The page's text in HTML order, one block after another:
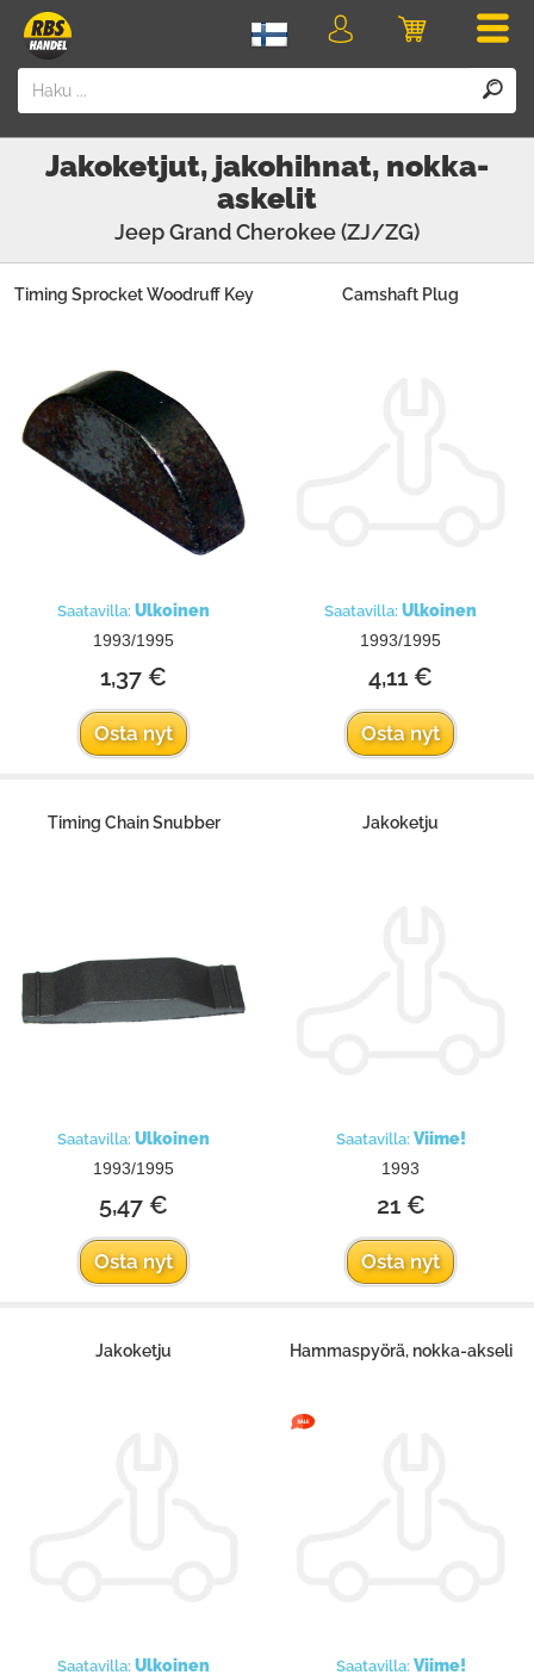
Ostoskori
Kirjaudu
Jakoketjut, jakohihnat, nokka-
askelit
JeepGrand Cherokee (ZJ/ZG)
Timing Sprocket Woodruff Key
Saatavilla: Ulkoinen
1993/1995
1,37 €
Osta nyt
Camshaft Plug
Saatavilla: Ulkoinen
1993/1995
4,11 €
Osta nyt
Timing Chain Snubber
Saatavilla: Ulkoinen
1993/1995
5,47 €
Osta nyt
Jakoketju
Saatavilla: Viime!
1993
21 €
Osta nyt
Jakoketju
Saatavilla: Ulkoinen
Hammaspyörä, nokka-akseli
Saatavilla: Viime!